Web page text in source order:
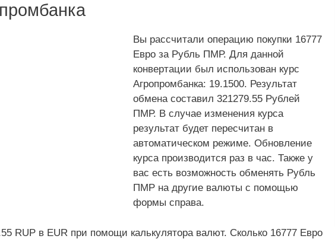
Вы рассчитали операцию покупки 16777
Евро за Рубль ПМР. Для данной
конвертации был использован курс
Агропромбанка: 19.1500. Результат
обмена составил 321279.55 Рублей
ПМР. В случае изменения курса
результат будет пересчитан в
автоматическом режиме. Обновление
курса производится раз в час. Также у
вас есть возможность обменять Рубль
ПМР на другие валюты с помощью
формы справа.
RUP в EUR при помощи калькулятора валют. Сколько 16777 Евро